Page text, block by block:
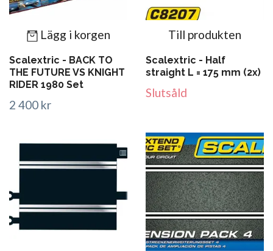
Lägg i korgen
Scalextric - BACK TO
THE FUTURE VS KNIGHT
RIDER 1980 Set
2 400 kr
Till produkten
Scalextric - Half
straight L = 175 mm (2x)
Slutsåld